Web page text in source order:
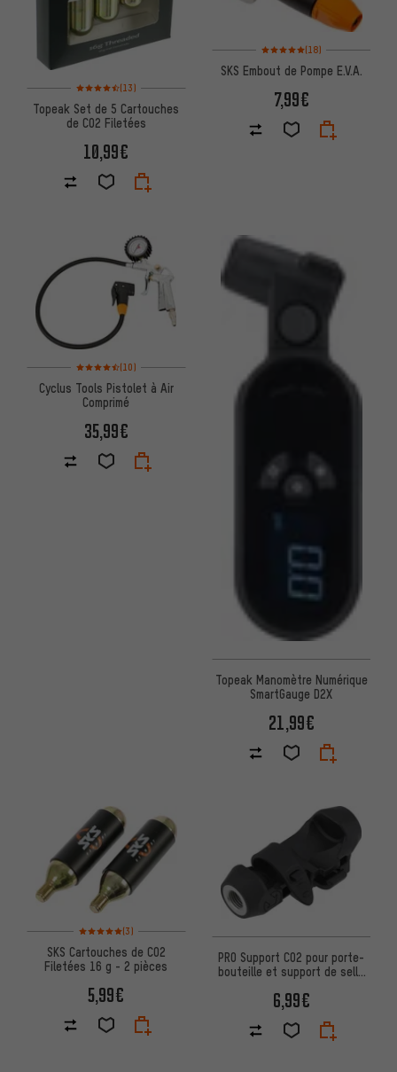
Note moyenne : 4,5 sur 5 d'après 13 avis
(13)
Topeak Set de 5 Cartouches
de CO2 Filetées
10,99€
Note moyenne : 5 sur 5 d'après
(18)
SKS Embout de Pompe E.V.A.
7,99€
Note moyenne : 4,5 sur 5 d'après 10 avis
(10)
Cyclus Tools Pistolet à Air
Comprimé
35,99€
Topeak Manomètre Numérique
SmartGauge D2X
21,99€
Note moyenne : 5 sur 5 d'après 3 avis
(3)
SKS Cartouches de CO2
Filetées 16 g - 2 pièces
5,99€
PRO Support CO2 pour porte-
bouteille et support de selle
6,99€